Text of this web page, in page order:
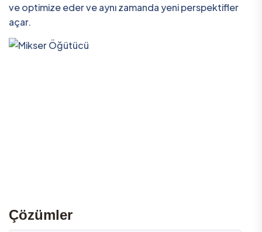
ve optimize eder ve aynı zamanda yeni perspektifler
açar.
Çözümler